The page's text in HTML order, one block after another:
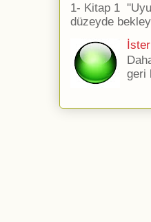
1- Kitap 1
düzeyde
geri